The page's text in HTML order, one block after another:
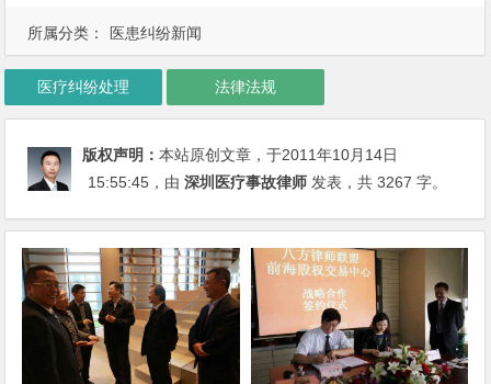
所属分类： 医患纠纷新闻
医疗纠纷处理 法律法规
版权声明：本站原创文章，于2011年10月14日
15:55:45 ，由深圳医疗事故律师 发表，共 3267 字。